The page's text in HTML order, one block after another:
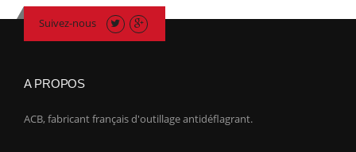
Suivez-nous
A PROPOS
ACB, fabricant français d'outillage antidéflagrant.